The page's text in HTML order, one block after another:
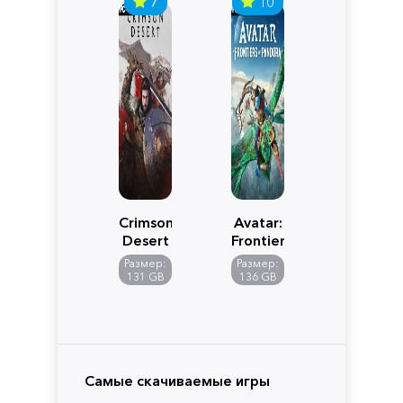
Crimson
Desert
Размер:
131 GB
Avatar:
Frontiers
of
Pandora
Размер:
136 GB
Самые скачиваемые игры